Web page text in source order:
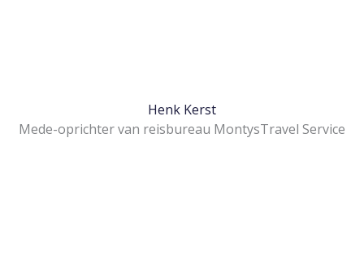
Henk Kerst
Mede-oprichtervan reisbureau MontysTravel Service